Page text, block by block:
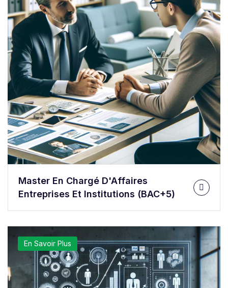
Master En Chargé D'Affaires
Entreprises Et Institutions (BAC+5)
En Savoir Plus